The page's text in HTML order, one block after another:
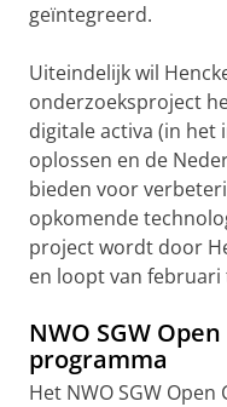
geïntegreerd.
Uiteindelijk wil
onderzoeksproject
digitale activa (in
oplossen en de
bieden voor
opkomende
project wordt door
en loopt van
NWO SGW
programma
Het NWO SGW